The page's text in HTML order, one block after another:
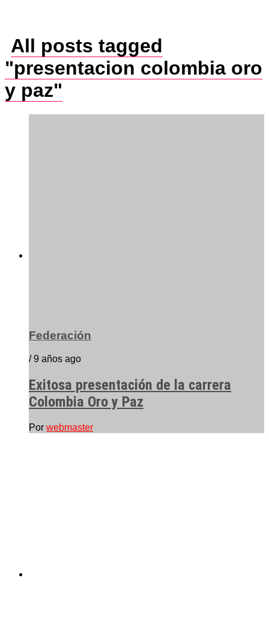
All posts tagged
"presentacion colombia oro
y paz"
Federación
/ 9 años ago
Exitosa presentación de la carrera
Colombia Oro y Paz
Por webmaster